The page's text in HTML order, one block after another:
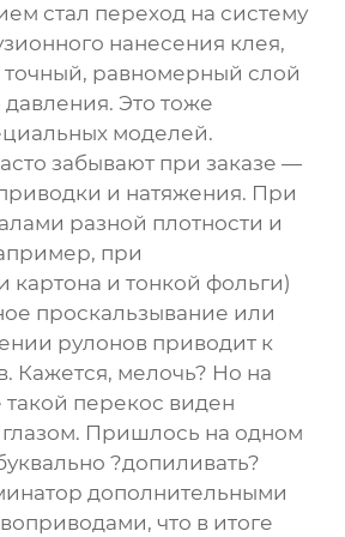
стал переход на систему
нанесения клея,
точный, равномерный слой
Это тоже
моделей.
забывают при заказе —
и натяжения. При
разной плотности и
при
и тонкой фольги)
проскальзывание или
рулонов приводит к
Кажется, мелочь? Но на
такой перекос виден
Пришлось на одном
?допиливать?
дополнительными
что в итоге